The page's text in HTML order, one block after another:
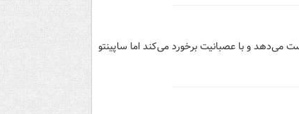
و با عصبانیت برخورد می‌کند اما ساپینتو